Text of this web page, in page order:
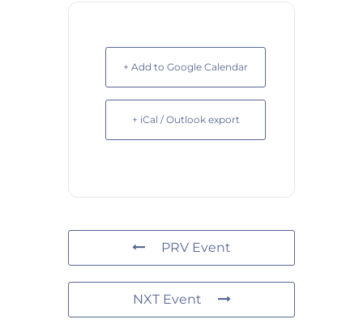
+ Add to Google Calendar
+ iCal / Outlook export
PRV Event
NXT Event